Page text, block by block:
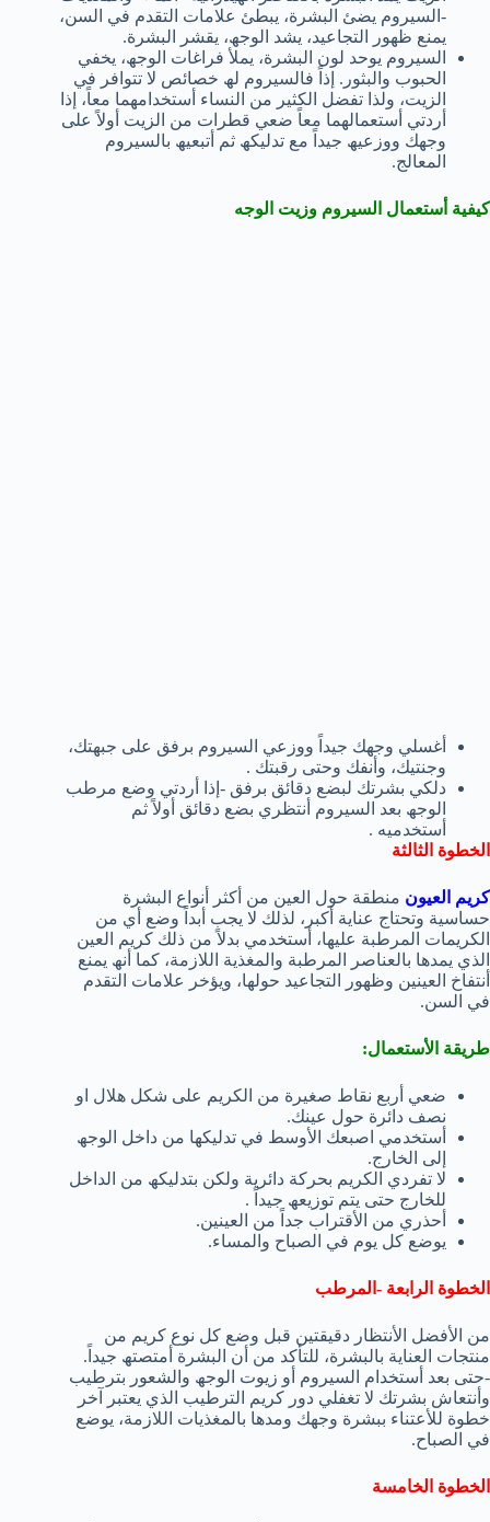
-السیروم یضئ البشرة، یبطئ علامات التقدم في السن،
یمنع ظھور التجاعید، یشد الوجھ، یقشر البشرة.
السیروم یوحد لون البشرة، یملأ فراغات الوجھ، یخفي
الحبوب والبثور. إذاً فالسیروم لھ خصائص لا تتوافر في
الزیت، ولذا تفضل الكثیر من النساء أستخدامھما معاً، إذا
أردتي أستعمالھما معاً ضعي قطرات من الزیت أولاً على
وجھك ووزعیھ جیداً مع تدلیكھ ثم أتبعیھ بالسیروم
المعالج.
كیفیة أستعمال السیروم وزیت الوجه
أغسلي وجھك جیداً ووزعي السیروم برفق على جبھتك،
وجنتیك، وأنفك وحتى رقبتك .
دلكي بشرتك لبضع دقائق برفق -إذا أردتي وضع مرطب
الوجھ بعد السیروم أنتظري بضع دقائق أولاً ثم
أستخدمیه .
الخطوة الثالثة
كریم العیون منطقة حول العین من أكثر أنواع البشرة
حساسیة وتحتاج عنایة أكبر، لذلك لا یجب أبداً وضع أي من
الكریمات المرطبة علیھا، أستخدمي بدلاً من ذلك كریم العین
الذي یمدھا بالعناصر المرطبة والمغذیة اللازمة، كما أنھ یمنع
أنتفاخ العینین وظھور التجاعید حولھا، ویؤخر علامات التقدم
في السن.
طریقة الأستعمال:
ضعي أربع نقاط صغیرة من الكریم على شكل ھلال او
نصف دائرة حول عینك.
أستخدمي اصبعك الأوسط في تدلیكھا من داخل الوجھ
إلى الخارج.
لا تفردي الكریم بحركة دائریة ولكن بتدلیكھ من الداخل
للخارج حتى یتم توزیعھ جیداً .
أحذري من الأقتراب جداً من العینین.
یوضع كل یوم في الصباح والمساء.
الخطوة الرابعة -المرطب
من الأفضل الأنتظار دقیقتین قبل وضع كل نوع كریم من
منتجات العنایة بالبشرة، للتأكد من أن البشرة أمتصتھ جیداً.
-حتى بعد أستخدام السیروم أو زیوت الوجھ والشعور بترطیب
وأنتعاش بشرتك لا تغفلي دور كریم الترطیب الذي یعتبر آخر
خطوة للأعتناء ببشرة وجھك ومدھا بالمغذیات اللازمة، یوضع
في الصباح.
الخطوة الخامسة